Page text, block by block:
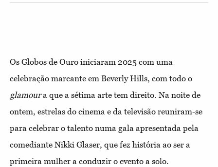
Os Globos de Ouro iniciaram 2025 com uma
celebração marcante em Beverly Hills, com todo o
glamoura que a sétima arte tem direito. Na noite de
ontem, estrelas do cinema e da televisão reuniram-se
para celebrar o talento numa gala apresentada pela
comediante Nikki Glaser, que fez história ao ser a
primeira mulher a conduzir o evento a solo.